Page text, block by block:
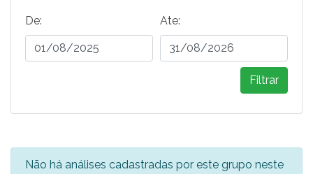
De: Ate:
Filtrar
Não há análises cadastradas por este grupo neste